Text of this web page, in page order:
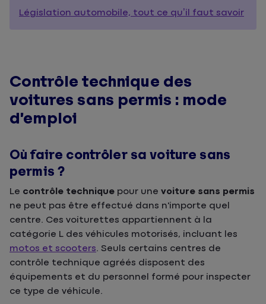
Législation automobile, tout ce qu’il faut savoir
Contrôle technique des
voitures sans permis : mode
d’emploi
Où faire contrôler sa voiture sans
permis ?
Le contrôle technique pour une voiture sans permis
ne peut pas être effectué dans n'importe quel
centre. Ces voiturettes appartiennent à la
catégorie L des véhicules motorisés, incluant les
motos et scooters. Seuls certains centres de
contrôle technique agréés disposent des
équipements et du personnel formé pour inspecter
ce type de véhicule.